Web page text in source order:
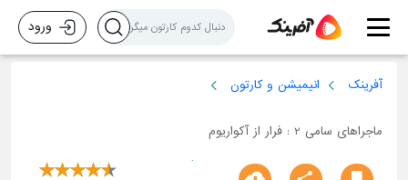
ورود
آفرینک انیمیشن و کارتون
ماجراهای سامی 2 : فرار از آکواریوم